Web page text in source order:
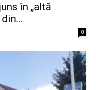
în „altă
0